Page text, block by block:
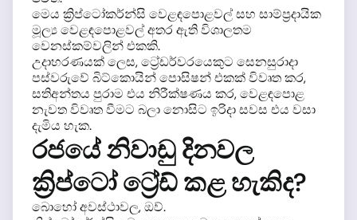
මෙය ක්‍රිප්ටෝකර්න්සි වෙළඳපොළවල් සහ සාම්ප්‍රදායික
මූල්‍ය වෙළඳපොළවල් අතර ඇති විශාලතම
වෙනස්කම්වලින් එකකි.
උදාහරණයක් ලෙස, ට්‍රේඩර්වරයෙකුට සෙනසුරාදා
පස්වරුවේ බිට්කොයින් පොසිෂන් එකක් විවෘත කර,
සතිඅන්තය පුරාම එය නිරීක්ෂණය කර, වෙළඳපොළ
නැවත විවෘත වීමට බලා නොසිට ඉරිදා සවස එය වසා
දැමිය හැක.
රජයේ නිවාඩු දිනවල
ක්‍රිප්ටෝ ට්‍රේඩ් කළ හැකිද?
බොහෝ අවස්ථාවල, ඔව්.